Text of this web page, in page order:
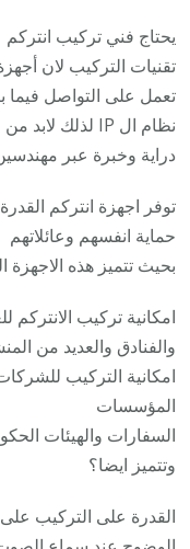
يحتاج فني تركيب
تقنيات التركيب لان
تعمل على التواصل
نظام ال IP لذلك لابد من
دراية وخبرة عبر
توفر اجهزة انتركم
حماية انفسهم وعائلاتهم
بحيث تتميز هذه الاجهزة
امكانية تركيب الانتركم
والفنادق والعديد من
امكانية التركيب
المؤسسات
السفارات والهيئات
وتتميز ايضا؟
القدرة على التركيب